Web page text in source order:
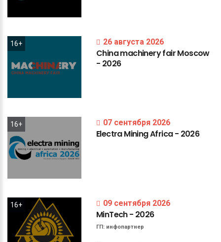
16+ 26 августа 2026
ChinamachineryfairMoscow
- 2026
16+ 07 сентября 2026
ElectraMiningAfrica- 2026
16+ 09 сентября 2026
MinTech- 2026
ГП: инфопартнер